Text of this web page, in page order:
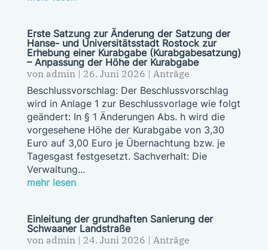
Erste Satzung zur Änderung der Satzung der
Hanse- und Universitätsstadt Rostock zur
Erhebung einer Kurabgabe (Kurabgabesatzung)
– Anpassung der Höhe der Kurabgabe
von admin| 26. Juni 2026 | Anträge
Beschlussvorschlag: Der Beschlussvorschlag
wird in Anlage 1 zur Beschlussvorlage wie folgt
geändert: In § 1 Änderungen Abs. h wird die
vorgesehene Höhe der Kurabgabe von 3,30
Euro auf 3,00 Euro je Übernachtung bzw. je
Tagesgast festgesetzt. Sachverhalt: Die
Verwaltung...
mehr lesen
Einleitung der grundhaften Sanierung der
Schwaaner Landstraße
von admin| 24. Juni 2026 | Anträge